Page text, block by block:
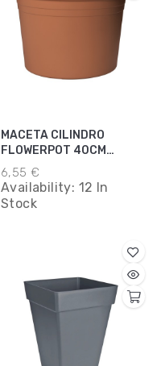
MACETA CILINDRO
FLOWERPOT 40CM
TERRA
6,55 €
Availability: 12 In
Stock